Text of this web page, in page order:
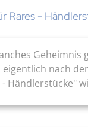
Rares -
nach
Händlerstücke"